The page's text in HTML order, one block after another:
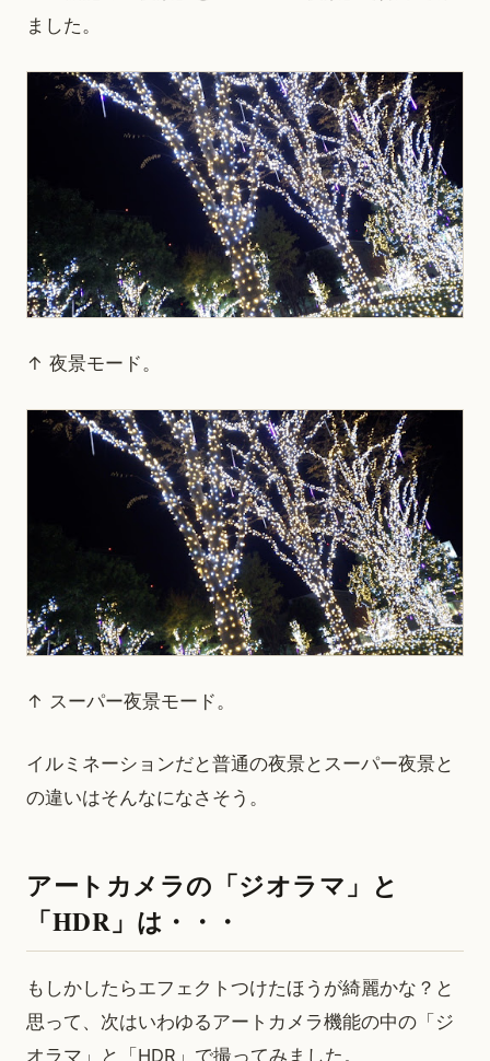
ました。
↑ 夜景モード。
↑ スーパー夜景モード。
イルミネーションだと普通の夜景とスーパー夜景と
の違いはそんなになさそう。
アートカメラの「ジオラマ」と
「HDR」は・・・
もしかしたらエフェクトつけたほうが綺麗かな？と
思って、次はいわゆるアートカメラ機能の中の「ジ
オラマ」と「HDR」で撮ってみました。